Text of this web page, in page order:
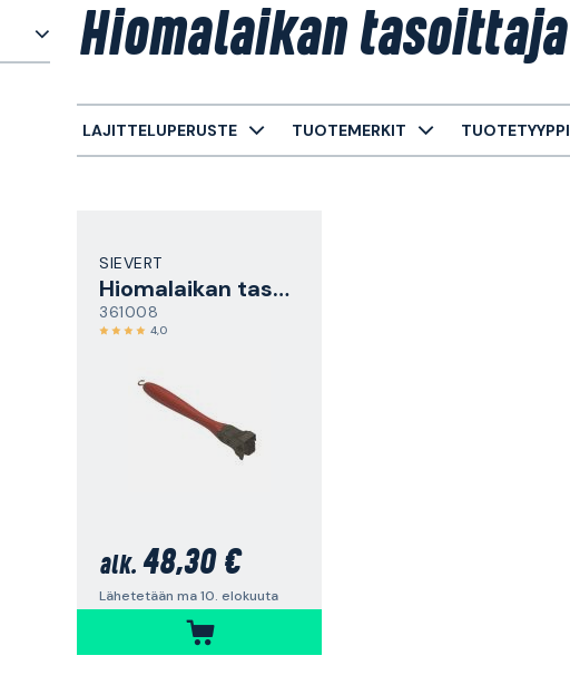
Hiomalaikan tasoittaja
LAJITTELUPERUSTE TUOTEMERKIT TUOTETYYPPI
SIEVERT
Hiomalaikan tasoittaja
361008
4,0
alk. 48,30 €
Lähetetään ma 10. elokuuta